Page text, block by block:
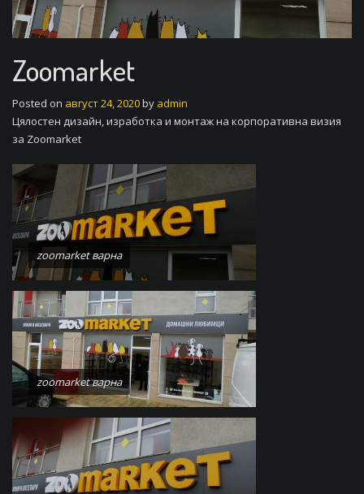
Zoomarket
Posted on август 24, 2020by admin
Цялостен дизайн, изработка и монтаж на корпоративна визия
за Zoomarket
zoomarket варна
zoomarket варна